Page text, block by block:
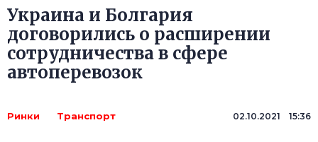
Украина и Болгария
договорились о расширении
сотрудничества в сфере
автоперевозок
Ринки Транспорт 02.10.2021 15:36